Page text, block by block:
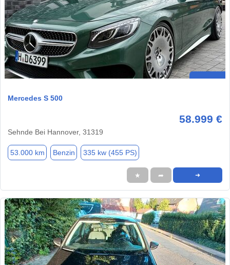
Mercedes S 500
58.999 €
Sehnde Bei Hannover, 31319
53.000 km Benzin 335 kw (455 PS)
★ ➦ ➜